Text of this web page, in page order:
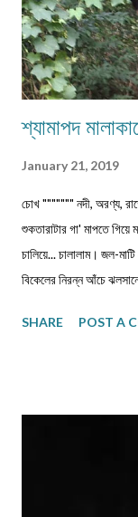
শ্যামাপদ
January 21, 2019
চোখ """"""" নদী, অরণ্য,
শুকতারাটার গা' মাপতে
চালিয়ে... চালালাম। জল-
বিকেলের নিরন্ন আঁচে
রুক্ষঠোঁটের আবরণে এক সময়
SHARE POST A